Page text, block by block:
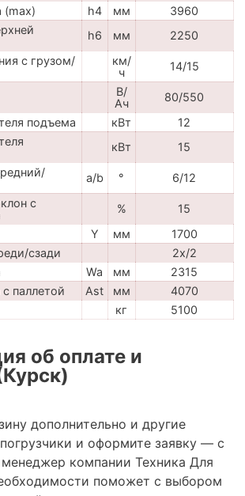
(max)
h4 мм
3960
h6 мм
2250
с грузом/
км/
ч
14/15
В/
Ач
80/550
подъема
кВт
12
кВт
15
a/b °
6/12
с
%
15
Y мм
1700
сзади
2x/2
Wa мм
2315
паллетой
Ast мм
4070
кг 5100
об оплате и
дополнительно и другие
и оформите заявку — с
компании Техника Для
поможет с выбором